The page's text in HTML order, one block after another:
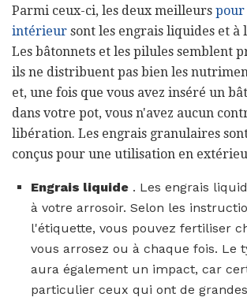
Parmi ceux-ci, les deux meilleurs pour
intérieur sont les engrais liquides et
Les bâtonnets et les pilules semblent
ils ne distribuent pas bien les
et, une fois que vous avez inséré un
dans votre pot, vous n'avez aucun
libération. Les engrais granulaires
conçus pour une utilisation en
Engrais liquide . Les engrais
à votre arrosoir. Selon les
l'étiquette, vous pouvez fertiliser
vous arrosez ou à chaque fois. Le
aura également un impact, car
particulier ceux qui ont de